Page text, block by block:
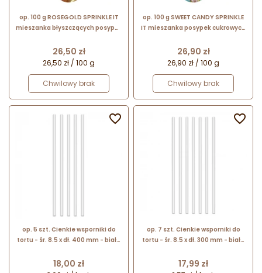
op. 100 g ROSEGOLD SPRINKLE IT
mieszanka błyszczących posypek
spożywczych
Cena
26,50 zł
26,50 zł / 100 g
Chwilowy brak
op. 100 g SWEET CANDY SPRINKLE
IT mieszanka posypek cukrowych
dekoracji spożywczych
Cena
26,90 zł
26,90 zł / 100 g
Chwilowy brak
op. 5 szt. Cienkie wsporniki do
tortu - śr. 8.5 x dł. 400 mm - białe
piętrowego
Cena
18,00 zł

op. 7 szt. Cienkie wsporniki do
tortu - śr. 8.5 x dł. 300 mm - białe
piętrowego
Cena
17,99 zł
